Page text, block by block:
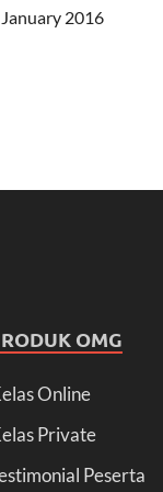
January 2016
OMG
Online
Private
Peserta